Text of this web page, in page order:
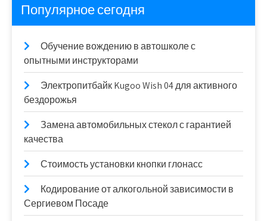
Популярное сегодня
Обучение вождению в автошколе с
опытными инструкторами
Электропитбайк Kugoo Wish 04 для активного
бездорожья
Замена автомобильных стекол с гарантией
качества
Стоимость установки кнопки глонасс
Кодирование от алкогольной зависимости в
Сергиевом Посаде